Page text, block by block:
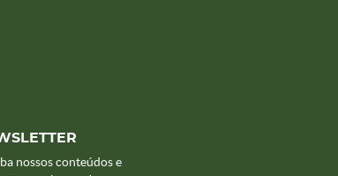
nossos conteúdos e